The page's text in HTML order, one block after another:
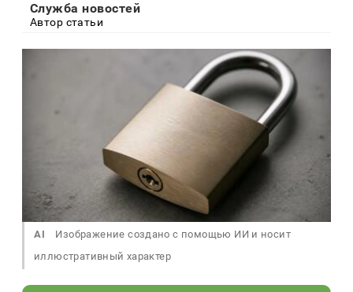
Служба новостей
Автор статьи
AI
Изображение создано с помощью ИИ и носит
иллюстративный характер